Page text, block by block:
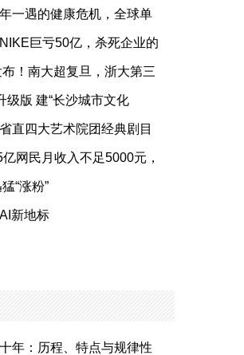
一遇的健康危机，全球单
巨亏50亿，杀死企业的
！南大超复旦，浙大第三
级版 建“长沙城市文化
直四大艺术院团经典剧目
网民月收入不足5000元，
“涨粉”
新地标
年：历程、特点与规律性